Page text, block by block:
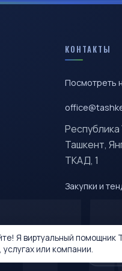
КОНТАКТЫ
Посмотреть
Республика
Ташкент,
ТКАД, 1
Закупки и
Я виртуальный помощник
услугах или компании.